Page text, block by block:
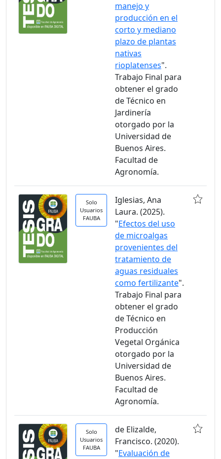
manejo y
producción en el
corto y mediano
plazo de plantas
nativas
rioplatenses".
Trabajo Final para
obtener el grado
de Técnico en
Jardinería
otorgado por la
Universidad de
Buenos Aires.
Facultad de
Agronomía.
Solo
Usuarios
FAUBA
Iglesias, Ana
Laura. (2025).
"Efectos del uso
de microalgas
provenientes del
tratamiento de
aguas residuales
como fertilizante".
Trabajo Final para
obtener el grado
de Técnico en
Producción
Vegetal Orgánica
otorgado por la
Universidad de
Buenos Aires.
Facultad de
Agronomía.
Solo
Usuarios
FAUBA
de Elizalde,
Francisco. (2020).
"Evaluación de